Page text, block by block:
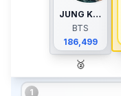
JUNG KOOK
BTS
186,499
🥈
1